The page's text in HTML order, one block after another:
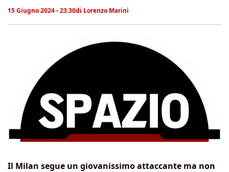
15 Giugno 2024 - 23:30di Lorenzo Marini
Il Milan segue un giovanissimo attaccante ma non